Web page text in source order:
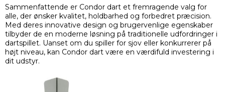
Sammenfattende er Condor dart et fremragende valg for
alle, der ønsker kvalitet, holdbarhed og forbedret præcision.
Med deres innovative design og brugervenlige egenskaber
tilbyder de en moderne løsning på traditionelle udfordringer i
dartspillet. Uanset om du spiller for sjov eller konkurrerer på
højt niveau, kan Condor dart være en værdifuld investering i
dit udstyr.